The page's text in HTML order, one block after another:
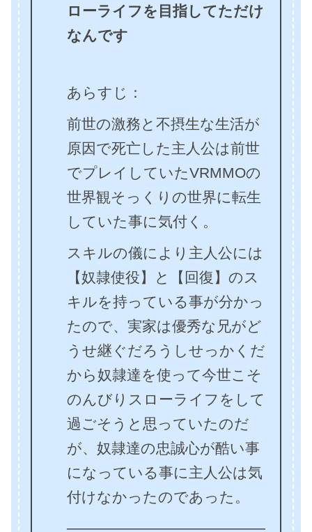
ローライフを目指してただけ
なんです
あらすじ：
前世の激務と不摂生な生活が
原因で死亡した主人公は前世
でプレイしていたVRMMOの
世界観そっくりの世界に転生
していた事に気付く。
スキルの儀により主人公には
【奴隷使役】と【回復】のス
キルを持っている事が分かっ
たので、実家は優秀な兄がど
うせ継ぐだろうしせっかくだ
から奴隷達を使って今世こそ
のんびりスローライフをして
過ごそうと思っていたのだ
が、奴隷達の忠誠心が酷い事
になっている事に主人公は気
付けなかったのであった。
───────────────────